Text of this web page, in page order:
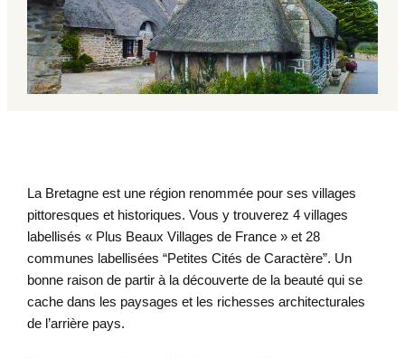
La Bretagne est une région renommée pour ses villages
pittoresques et historiques. Vous y trouverez 4 villages
labellisés « Plus Beaux Villages de France » et 28
communes labellisées “Petites Cités de Caractère”. Un
bonne raison de partir à la découverte de la beauté qui se
cache dans les paysages et les richesses architecturales
de l’arrière pays.